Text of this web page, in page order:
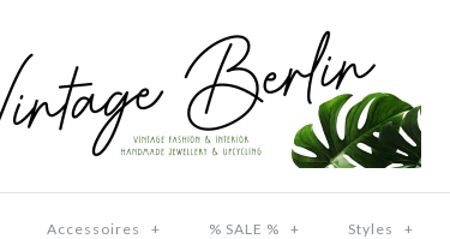
Accessoires + % SALE % + Styles +